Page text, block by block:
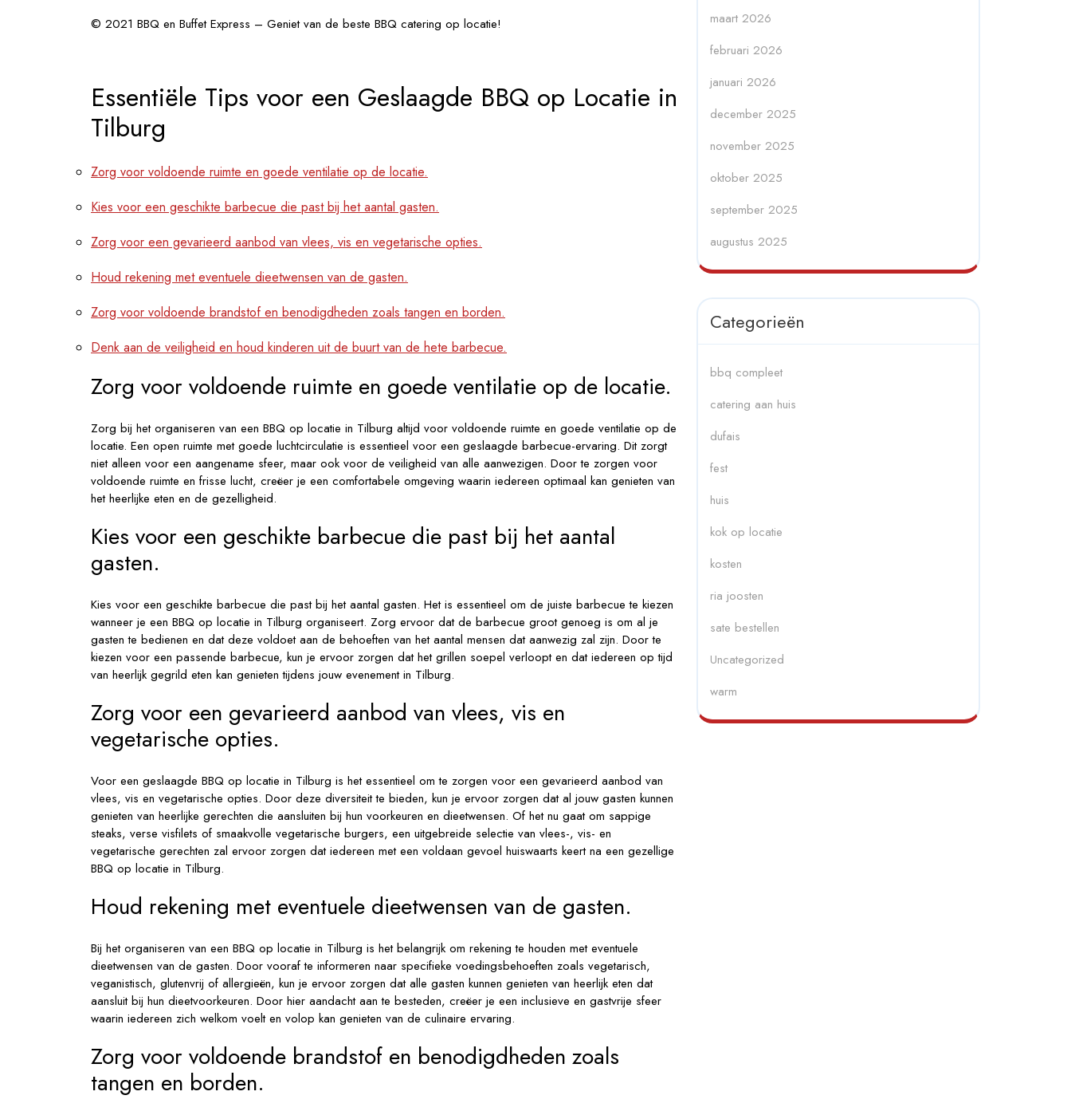
© 2021 BBQ en Buffet Express – Geniet van de beste BBQ catering op locatie!
Essentiële Tips voor een Geslaagde BBQ op Locatie in
Tilburg
Zorg voor voldoende ruimte en goede ventilatie op de locatie.
Kies voor een geschikte barbecue die past bij het aantal gasten.
Zorg voor een gevarieerd aanbod van vlees, vis en vegetarische opties.
Houd rekening met eventuele dieetwensen van de gasten.
Zorg voor voldoende brandstof en benodigdheden zoals tangen en borden.
Denk aan de veiligheid en houd kinderen uit de buurt van de hete barbecue.
Zorg voor voldoende ruimte en goede ventilatie op de locatie.
Zorg bij het organiseren van een BBQ op locatie in Tilburg altijd voor voldoende ruimte en goede ventilatie op de
locatie. Een open ruimte met goede luchtcirculatie is essentieel voor een geslaagde barbecue-ervaring. Dit zorgt
niet alleen voor een aangename sfeer, maar ook voor de veiligheid van alle aanwezigen. Door te zorgen voor
voldoende ruimte en frisse lucht, creëer je een comfortabele omgeving waarin iedereen optimaal kan genieten van
het heerlijke eten en de gezelligheid.
Kies voor een geschikte barbecue die past bij het aantal
gasten.
Kies voor een geschikte barbecue die past bij het aantal gasten. Het is essentieel om de juiste barbecue te kiezen
wanneer je een BBQ op locatie in Tilburg organiseert. Zorg ervoor dat de barbecue groot genoeg is om al je
gasten te bedienen en dat deze voldoet aan de behoeften van het aantal mensen dat aanwezig zal zijn. Door te
kiezen voor een passende barbecue, kun je ervoor zorgen dat het grillen soepel verloopt en dat iedereen op tijd
van heerlijk gegrild eten kan genieten tijdens jouw evenement in Tilburg.
Zorg voor een gevarieerd aanbod van vlees, vis en
vegetarische opties.
Voor een geslaagde BBQ op locatie in Tilburg is het essentieel om te zorgen voor een gevarieerd aanbod van
vlees, vis en vegetarische opties. Door deze diversiteit te bieden, kun je ervoor zorgen dat al jouw gasten kunnen
genieten van heerlijke gerechten die aansluiten bij hun voorkeuren en dieetwensen. Of het nu gaat om sappige
steaks, verse visfilets of smaakvolle vegetarische burgers, een uitgebreide selectie van vlees-, vis- en
vegetarische gerechten zal ervoor zorgen dat iedereen met een voldaan gevoel huiswaarts keert na een gezellige
BBQ op locatie in Tilburg.
Houd rekening met eventuele dieetwensen van de gasten.
Bij het organiseren van een BBQ op locatie in Tilburg is het belangrijk om rekening te houden met eventuele
dieetwensen van de gasten. Door vooraf te informeren naar specifieke voedingsbehoeften zoals vegetarisch,
veganistisch, glutenvrij of allergieën, kun je ervoor zorgen dat alle gasten kunnen genieten van heerlijk eten dat
aansluit bij hun dieetvoorkeuren. Door hier aandacht aan te besteden, creëer je een inclusieve en gastvrije sfeer
waarin iedereen zich welkom voelt en volop kan genieten van de culinaire ervaring.
Zorg voor voldoende brandstof en benodigdheden zoals
tangen en borden.
maart 2026
februari 2026
januari 2026
december 2025
november 2025
oktober 2025
september 2025
augustus 2025
Categorieën
bbq compleet
catering aan huis
dufais
fest
huis
kok op locatie
kosten
ria joosten
sate bestellen
Uncategorized
warm